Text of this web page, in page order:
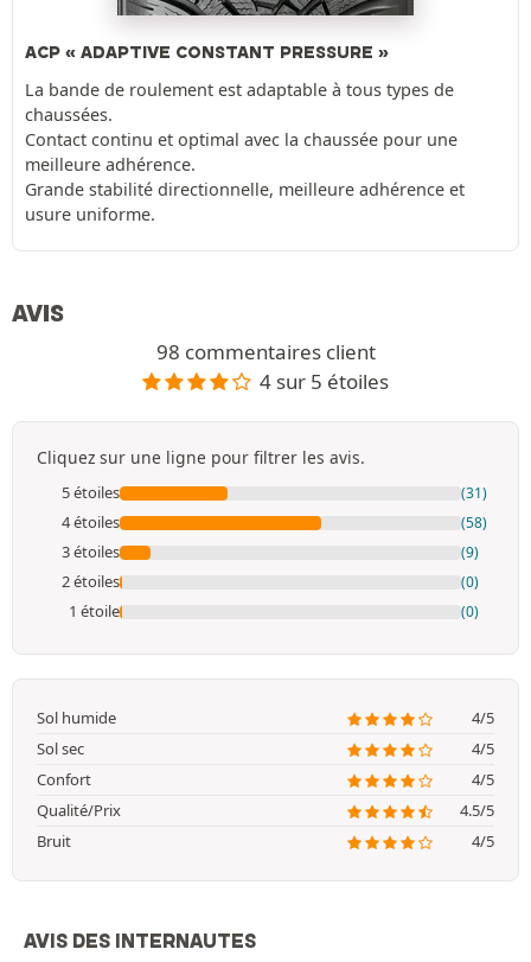
ACP « ADAPTIVE CONSTANT PRESSURE »
La bande de roulement est adaptable à tous types de
chaussées.
Contact continu et optimal avec la chaussée pour une
meilleure adhérence.
Grande stabilité directionnelle, meilleure adhérence et
usure uniforme.
AVIS
98 commentaires client
4 sur 5 étoiles
Cliquez sur une ligne pour filtrer les avis.
5 étoiles (31)
4 étoiles (58)
3 étoiles (9)
2 étoiles (0)
1 étoile (0)
Sol humide
4/5
Sol sec
4/5
Confort
4/5
Qualité/Prix
4.5/5
Bruit
4/5
AVIS DES INTERNAUTES